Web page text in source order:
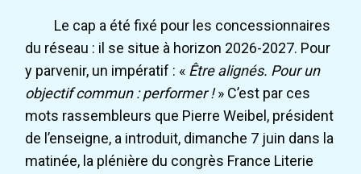
Le cap a été fixé pour les concessionnaires
du réseau : il se situe à horizon 2026-2027. Pour
y parvenir, un impératif : « Être alignés. Pour un
objectif commun : performer !» C’est par ces
mots rassembleurs que Pierre Weibel, président
de l’enseigne, a introduit, dimanche 7 juin dans la
matinée, la plénière du congrès France Literie